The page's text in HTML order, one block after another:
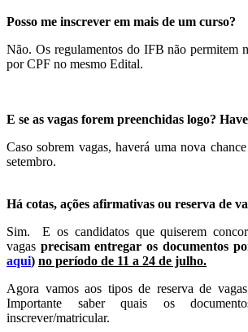
Posso me inscrever em mais de um curso?
Não. Os regulamentos do IFB não permitem
por CPF no mesmo Edital.
E se as vagas forem preenchidas logo?
Caso sobrem vagas, haverá uma nova
setembro.
Há cotas, ações afirmativas ou reserva de
Sim. E os candidatos que quiserem
vagas precisam entregar os documentos
aqui) no período de 11 a 24 de julho.
Agora vamos aos tipos de reserva de
Importante saber quais os
inscrever/matricular.